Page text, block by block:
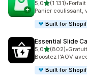
5,0étoile(s) sur 5
(1 131)
1131 avis au total
•
Panier
Built for
Essential Slide
5,0étoile(s) sur 5
(802)
802 avis au total
•
Boostez l'AOV
Built for